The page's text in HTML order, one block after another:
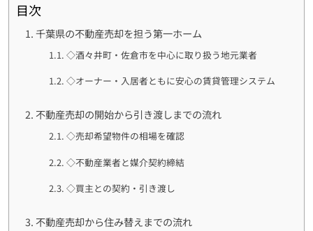
目次
千葉県の不動産売却を担う第一ホーム
◇酒々井町・佐倉市を中心に取り扱う地元業者
◇オーナー・入居者ともに安心の賃貸管理システム
不動産売却の開始から引き渡しまでの流れ
◇売却希望物件の相場を確認
◇不動産業者と媒介契約締結
◇買主との契約・引き渡し
不動産売却から住み替えまでの流れ